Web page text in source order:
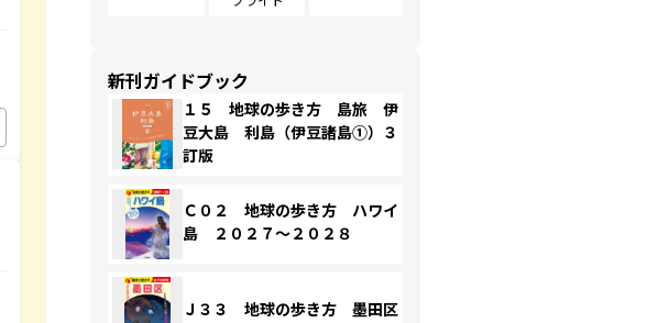
新刊ガイドブック
１５ 地球の歩き方 島旅 伊
豆大島 利島（伊豆諸島①）３
訂版
Ｃ０２ 地球の歩き方 ハワイ
島 ２０２７～２０２８
Ｊ３３ 地球の歩き方 墨田区